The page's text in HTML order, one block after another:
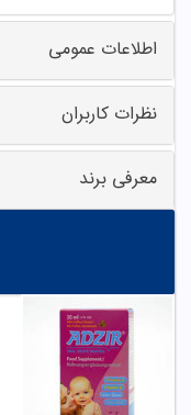
اطلاعات عمومی
نظرات کاربران
معرفی برند